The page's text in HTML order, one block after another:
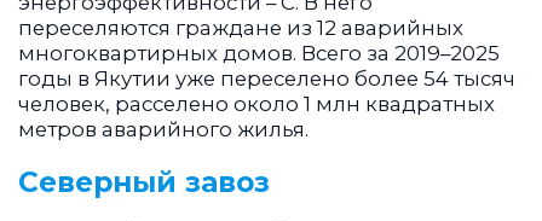
переселяются граждане из 12 аварийных
многоквартирных домов. Всего за 2019–2025
годы в Якутии уже переселено более 54 тысяч
человек, расселено около 1 млн квадратных
метров аварийного жилья.
Северный завоз